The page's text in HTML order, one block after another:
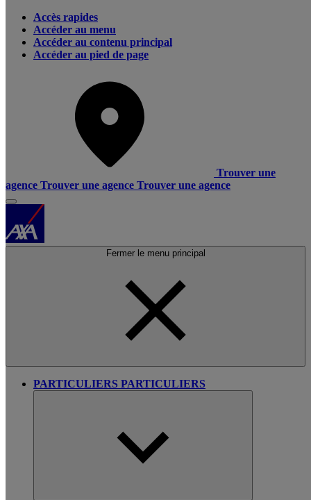
Accès rapides
Accéder au menu
Accéder au contenu principal
Accéder au pied de page
Trouver une
agence Trouver une agence Trouver une agence
Fermer le menu principal
PARTICULIERS PARTICULIERS